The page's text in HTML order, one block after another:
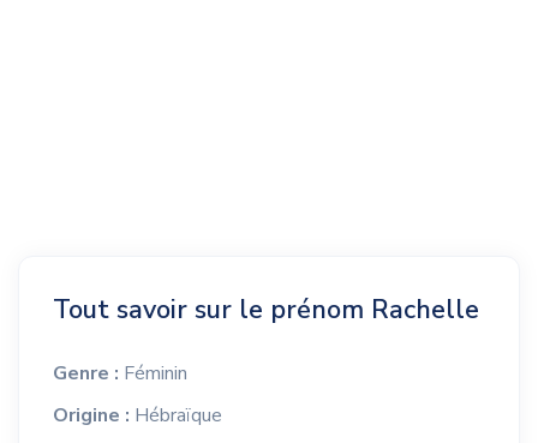
Tout savoir sur le prénom Rachelle
Genre : Féminin
Origine : Hébraïque